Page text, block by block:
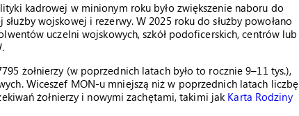
kadrowej w minionym roku było zwiększenie naboru do
wojskowej i rezerwy. W 2025 roku do służby powołano
uczelni wojskowych, szkół podoficerskich, centrów lub
żołnierzy (w poprzednich latach było to rocznie 9–11 tys.),
Wiceszef MON-u mniejszą niż w poprzednich latach liczbę
żołnierzy i nowymi zachętami, takimi jak Karta Rodziny